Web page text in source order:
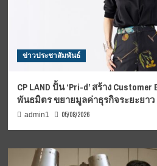
ข่าวประชาสัมพันธ์
CP LAND ปั้น ‘Pri-d’ สร้าง
พันธมิตร ขยายมูลค่าธุรกิจระยะยาว
admin1 05/08/2026